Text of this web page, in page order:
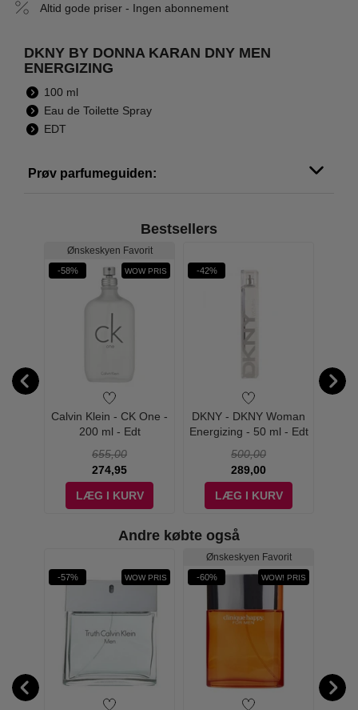
Altid gode priser - Ingen abonnement
DKNY BY DONNA KARAN DNY MEN
ENERGIZING
100 ml
Eau de Toilette Spray
EDT
Prøv parfumeguiden:
Bestsellers
Ønskeskyen Favorit
-58% WOW PRIS
Calvin Klein - CK One -
200 ml - Edt
655,00
274,95
LÆG I KURV
-42%
DKNY - DKNY Woman
Energizing - 50 ml - Edt
500,00
289,00
LÆG I KURV
Andre købte også
-57% WOW PRIS
Ønskeskyen Favorit
-60% WOW! PRIS